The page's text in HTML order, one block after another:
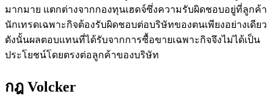
มากมาย แตกต่างจากกองทุนเฮดจ์ซึ่งความรับผิดชอบอยู่ที่ลูกค้า
นักเทรดเฉพาะกิจต้องรับผิดชอบต่อบริษัทของตนเพียงอย่างเดียว
ดังนั้นผลตอบแทนที่ได้รับจากการซื้อขายเฉพาะกิจจึงไม่ได้เป็น
ประโยชน์โดยตรงต่อลูกค้าของบริษัท
กฎ Volcker